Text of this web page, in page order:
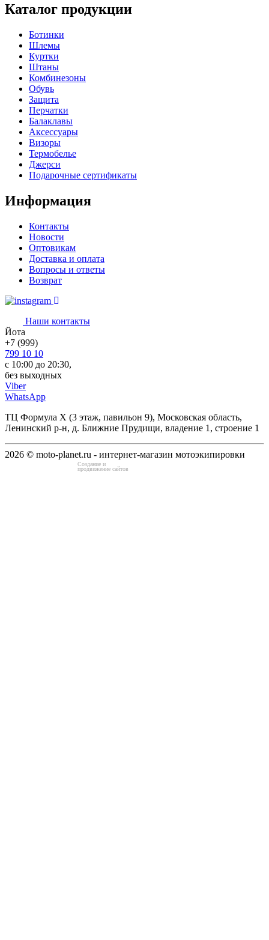
Каталог продукции
Ботинки
Шлемы
Куртки
Штаны
Комбинезоны
Обувь
Защита
Перчатки
Балаклавы
Аксессуары
Визоры
Термобелье
Джерси
Подарочные сертификаты
Информация
Контакты
Новости
Оптовикам
Доставка и оплата
Вопросы и ответы
Возврат
Наши контакты
Йота
+7 (999)
799 10 10
с 10:00 до 20:30,
без выходных
Viber
WhatsApp
ТЦ Формула Х (3 этаж, павильон 9), Московская область,
Ленинский р-н, д. Ближние Прудищи, владение 1, строение 1
2026 © moto-planet.ru - интернет-магазин мотоэкипировки
Создание и
продвижение сайтов